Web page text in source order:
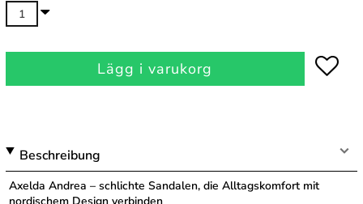
Lägg i varukorg
Beschreibung
Axelda Andrea – schlichte Sandalen, die Alltagskomfort mit